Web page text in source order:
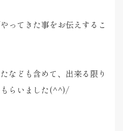
ってきた事をお伝えするこ
なども含めて、出来る限り
もらいました(^^)/